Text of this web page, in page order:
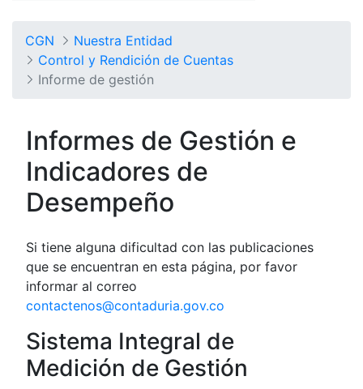
CGN
Nuestra Entidad
Control y Rendición de Cuentas
Informe de gestión
Informes de Gestión e
Indicadores de
Desempeño
Si tiene alguna dificultad con las publicaciones
que se encuentran en esta página, por favor
informar al correo
contactenos@contaduria.gov.co
Sistema Integral de
Medición de Gestión